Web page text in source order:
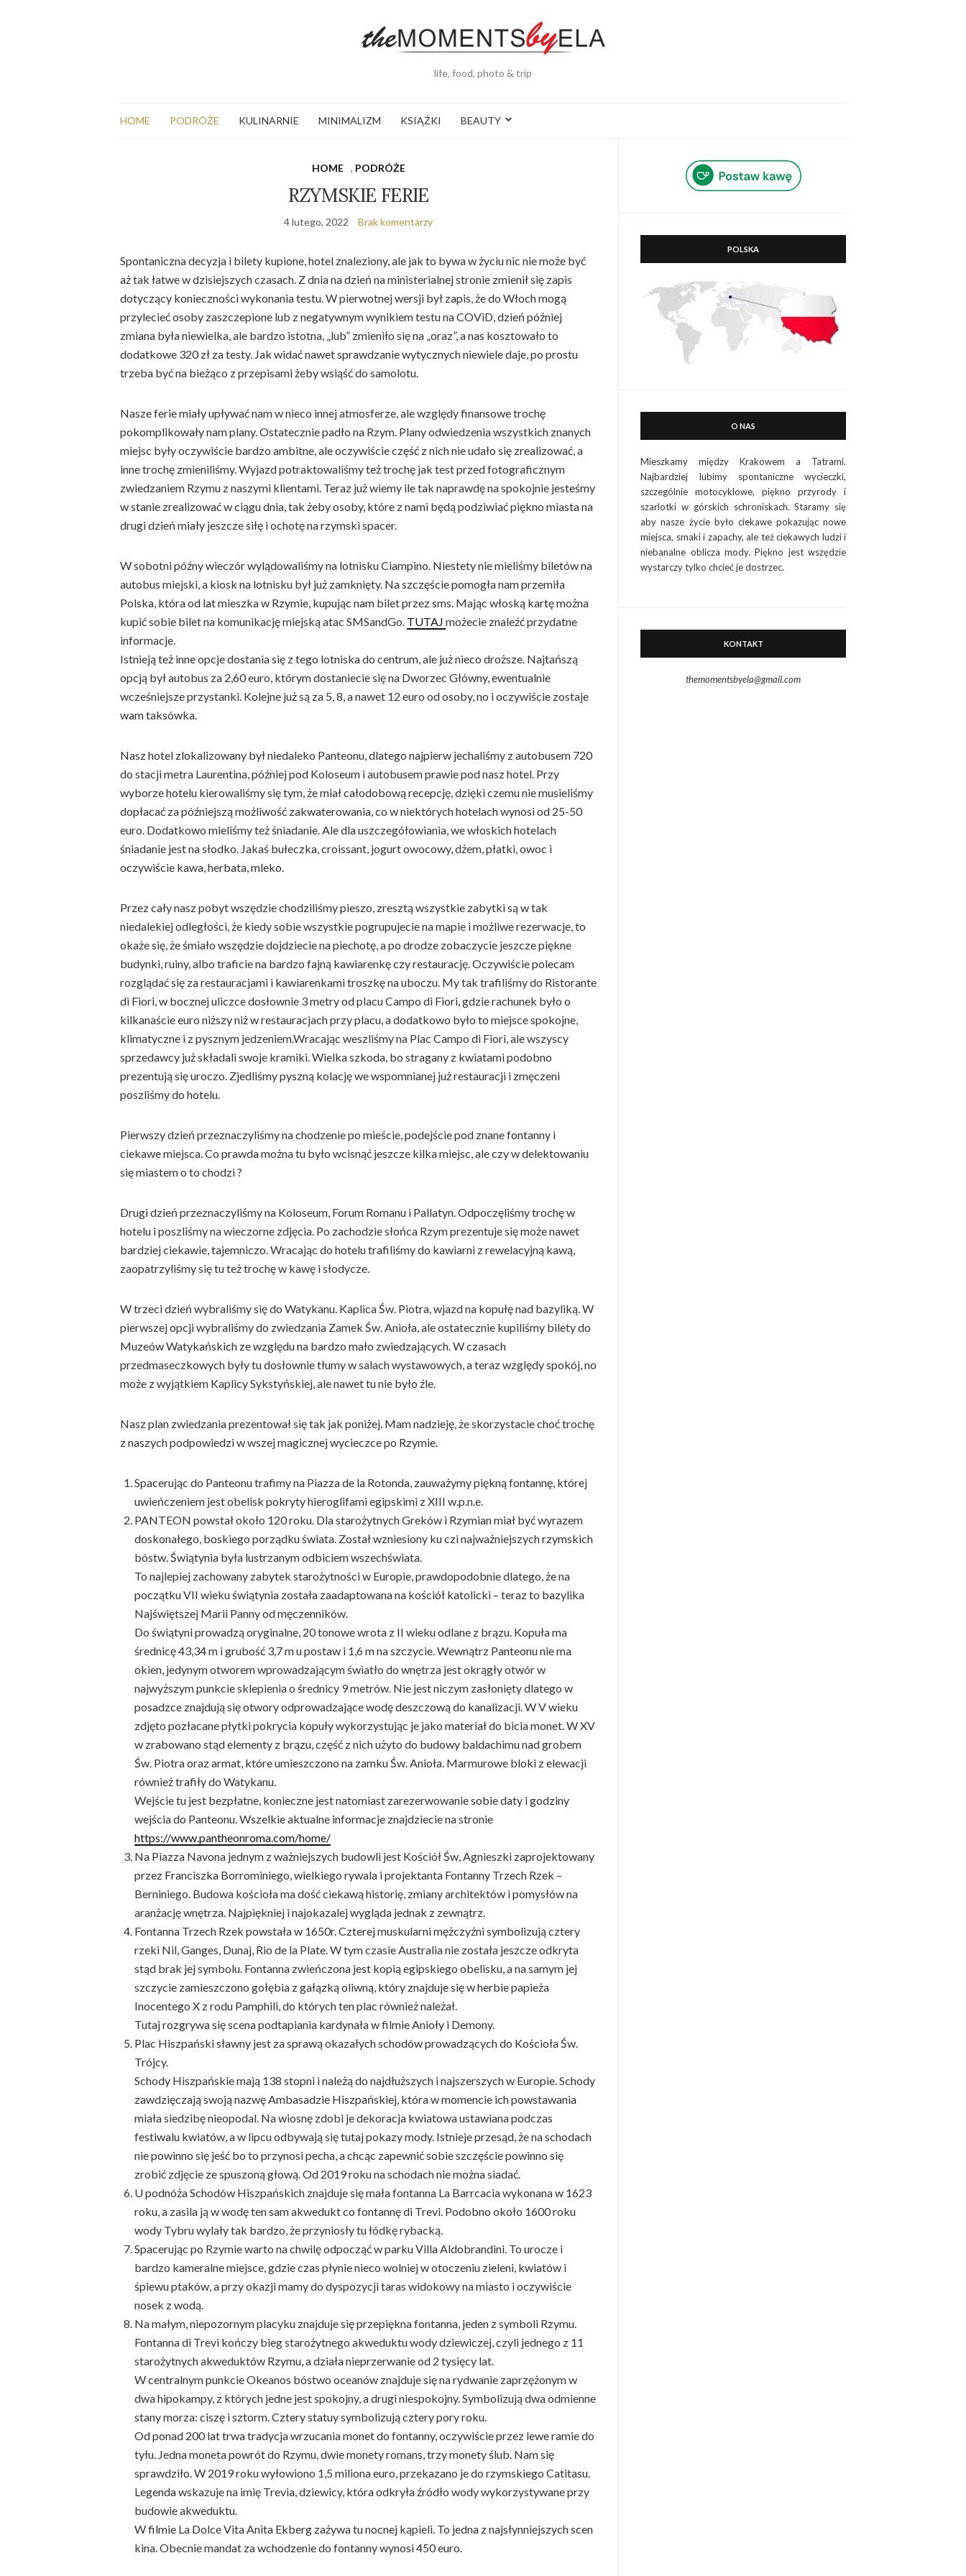
life, food, photo & trip
HOME PODRÓŻE KULINARNIE MINIMALIZM KSIĄŻKI BEAUTY
HOME , PODRÓŻE
RZYMSKIE FERIE
4 lutego, 2022 Brak komentarzy
Spontaniczna decyzja i bilety kupione, hotel znaleziony, ale jak to bywa w życiu nic nie może być
aż tak łatwe w dzisiejszych czasach. Z dnia na dzień na ministerialnej stronie zmienił się zapis
dotyczący konieczności wykonania testu. W pierwotnej wersji był zapis, że do Włoch mogą
przylecieć osoby zaszczepione lub z negatywnym wynikiem testu na COViD, dzień później
zmiana była niewielka, ale bardzo istotna, „lub” zmieniło się na „oraz”, a nas kosztowało to
dodatkowe 320 zł za testy. Jak widać nawet sprawdzanie wytycznych niewiele daje, po prostu
trzeba być na bieżąco z przepisami żeby wsiąść do samolotu.
Nasze ferie miały upływać nam w nieco innej atmosferze, ale względy finansowe trochę
pokomplikowały nam plany. Ostatecznie padło na Rzym. Plany odwiedzenia wszystkich znanych
miejsc były oczywiście bardzo ambitne, ale oczywiście część z nich nie udało się zrealizować, a
inne trochę zmieniliśmy. Wyjazd potraktowaliśmy też trochę jak test przed fotograficznym
zwiedzaniem Rzymu z naszymi klientami. Teraz już wiemy ile tak naprawdę na spokojnie jesteśmy
w stanie zrealizować w ciągu dnia, tak żeby osoby, które z nami będą podziwiać piękno miasta na
drugi dzień miały jeszcze siłę i ochotę na rzymski spacer.
W sobotni późny wieczór wylądowaliśmy na lotnisku Ciampino. Niestety nie mieliśmy biletów na
autobus miejski, a kiosk na lotnisku był już zamknięty. Na szczęście pomogła nam przemiła
Polska, która od lat mieszka w Rzymie, kupując nam bilet przez sms. Mając włoską kartę można
kupić sobie bilet na komunikację miejską atac SMSandGo. TUTAJ możecie znaleźć przydatne
informacje.
Istnieją też inne opcje dostania się z tego lotniska do centrum, ale już nieco droższe. Najtańszą
opcją był autobus za 2,60 euro, którym dostaniecie się na Dworzec Główny, ewentualnie
wcześniejsze przystanki. Kolejne już są za 5, 8, a nawet 12 euro od osoby, no i oczywiście zostaje
wam taksówka.
Nasz hotel zlokalizowany był niedaleko Panteonu, dlatego najpierw jechaliśmy z autobusem 720
do stacji metra Laurentina, później pod Koloseum i autobusem prawie pod nasz hotel. Przy
wyborze hotelu kierowaliśmy się tym, że miał całodobową recepcję, dzięki czemu nie musieliśmy
dopłacać za późniejszą możliwość zakwaterowania, co w niektórych hotelach wynosi od 25-50
euro. Dodatkowo mieliśmy też śniadanie. Ale dla uszczegółowiania, we włoskich hotelach
śniadanie jest na słodko. Jakaś bułeczka, croissant, jogurt owocowy, dżem, płatki, owoc i
oczywiście kawa, herbata, mleko.
Przez cały nasz pobyt wszędzie chodziliśmy pieszo, zresztą wszystkie zabytki są w tak
niedalekiej odległości, że kiedy sobie wszystkie pogrupujecie na mapie i możliwe rezerwacje, to
okaże się, że śmiało wszędzie dojdziecie na piechotę, a po drodze zobaczycie jeszcze piękne
budynki, ruiny, albo traficie na bardzo fajną kawiarenkę czy restaurację. Oczywiście polecam
rozglądać się za restauracjami i kawiarenkami troszkę na uboczu. My tak trafiliśmy do Ristorante
di Fiori, w bocznej uliczce dosłownie 3 metry od placu Campo di Fiori, gdzie rachunek było o
kilkanaście euro niższy niż w restauracjach przy placu, a dodatkowo było to miejsce spokojne,
klimatyczne i z pysznym jedzeniem.Wracając weszliśmy na Plac Campo di Fiori, ale wszyscy
sprzedawcy już składali swoje kramiki. Wielka szkoda, bo stragany z kwiatami podobno
prezentują się uroczo. Zjedliśmy pyszną kolację we wspomnianej już restauracji i zmęczeni
poszliśmy do hotelu.
Pierwszy dzień przeznaczyliśmy na chodzenie po mieście, podejście pod znane fontanny i
ciekawe miejsca. Co prawda można tu było wcisnąć jeszcze kilka miejsc, ale czy w delektowaniu
się miastem o to chodzi ?
Drugi dzień przeznaczyliśmy na Koloseum, Forum Romanu i Pallatyn. Odpoczęliśmy trochę w
hotelu i poszliśmy na wieczorne zdjęcia. Po zachodzie słońca Rzym prezentuje się może nawet
bardziej ciekawie, tajemniczo. Wracając do hotelu trafiliśmy do kawiarni z rewelacyjną kawą,
zaopatrzyliśmy się tu też trochę w kawę i słodycze.
W trzeci dzień wybraliśmy się do Watykanu. Kaplica Św. Piotra, wjazd na kopułę nad bazyliką. W
pierwszej opcji wybraliśmy do zwiedzania Zamek Św. Anioła, ale ostatecznie kupiliśmy bilety do
Muzeów Watykańskich ze względu na bardzo mało zwiedzających. W czasach
przedmaseczkowych były tu dosłownie tłumy w salach wystawowych, a teraz względy spokój, no
może z wyjątkiem Kaplicy Sykstyńskiej, ale nawet tu nie było źle.
Nasz plan zwiedzania prezentował się tak jak poniżej. Mam nadzieję, że skorzystacie choć trochę
z naszych podpowiedzi w wszej magicznej wycieczce po Rzymie.
Spacerując do Panteonu trafimy na Piazza de la Rotonda, zauważymy piękną fontannę, której
uwieńczeniem jest obelisk pokryty hieroglifami egipskimi z XIII w.p.n.e.
PANTEON powstał około 120 roku. Dla starożytnych Greków i Rzymian miał być wyrazem
doskonałego, boskiego porządku świata. Został wzniesiony ku czi najważniejszych rzymskich
bóstw. Świątynia była lustrzanym odbiciem wszechświata.
To najlepiej zachowany zabytek starożytności w Europie, prawdopodobnie dlatego, że na
początku VII wieku świątynia została zaadaptowana na kościół katolicki – teraz to bazylika
Najświętszej Marii Panny od męczenników.
Do świątyni prowadzą oryginalne, 20 tonowe wrota z II wieku odlane z brązu. Kopuła ma
średnicę 43,34 m i grubość 3,7 m u postaw i 1,6 m na szczycie. Wewnątrz Panteonu nie ma
okien, jedynym otworem wprowadzającym światło do wnętrza jest okrągły otwór w
najwyższym punkcie sklepienia o średnicy 9 metrów. Nie jest niczym zasłonięty dlatego w
posadzce znajdują się otwory odprowadzające wodę deszczową do kanalizacji. W V wieku
zdjęto pozłacane płytki pokrycia kopuły wykorzystując je jako materiał do bicia monet. W XV
w zrabowano stąd elementy z brązu, część z nich użyto do budowy baldachimu nad grobem
Św. Piotra oraz armat, które umieszczono na zamku Św. Anioła. Marmurowe bloki z elewacji
również trafiły do Watykanu.
Wejście tu jest bezpłatne, konieczne jest natomiast zarezerwowanie sobie daty i godziny
wejścia do Panteonu. Wszelkie aktualne informacje znajdziecie na stronie
https://www.pantheonroma.com/home/
Na Piazza Navona jednym z ważniejszych budowli jest Kościół Św, Agnieszki zaprojektowany
przez Franciszka Borrominiego, wielkiego rywala i projektanta Fontanny Trzech Rzek –
Berniniego. Budowa kościoła ma dość ciekawą historię, zmiany architektów i pomysłów na
aranżację wnętrza. Najpiękniej i najokazalej wygląda jednak z zewnątrz.
Fontanna Trzech Rzek powstała w 1650r. Czterej muskularni mężczyźni symbolizują cztery
rzeki Nil, Ganges, Dunaj, Rio de la Plate. W tym czasie Australia nie została jeszcze odkryta
stąd brak jej symbolu. Fontanna zwieńczona jest kopią egipskiego obelisku, a na samym jej
szczycie zamieszczono gołębia z gałązką oliwną, który znajduje się w herbie papieża
Inocentego X z rodu Pamphili, do których ten plac również należał.
Tutaj rozgrywa się scena podtapiania kardynała w filmie Anioły i Demony.
Plac Hiszpański sławny jest za sprawą okazałych schodów prowadzących do Kościoła Św.
Trójcy.
Schody Hiszpańskie mają 138 stopni i należą do najdłuższych i najszerszych w Europie. Schody
zawdzięczają swoją nazwę Ambasadzie Hiszpańskiej, która w momencie ich powstawania
miała siedzibę nieopodal. Na wiosnę zdobi je dekoracja kwiatowa ustawiana podczas
festiwalu kwiatów, a w lipcu odbywają się tutaj pokazy mody. Istnieje przesąd, że na schodach
nie powinno się jeść bo to przynosi pecha, a chcąc zapewnić sobie szczęście powinno się
zrobić zdjęcie ze spuszoną głową. Od 2019 roku na schodach nie można siadać.
U podnóża Schodów Hiszpańskich znajduje się mała fontanna La Barrcacia wykonana w 1623
roku, a zasila ją w wodę ten sam akwedukt co fontannę di Trevi. Podobno około 1600 roku
wody Tybru wylały tak bardzo, że przyniosły tu łódkę rybacką.
Spacerując po Rzymie warto na chwilę odpocząć w parku Villa Aldobrandini. To urocze i
bardzo kameralne miejsce, gdzie czas płynie nieco wolniej w otoczeniu zieleni, kwiatów i
śpiewu ptaków, a przy okazji mamy do dyspozycji taras widokowy na miasto i oczywiście
nosek z wodą.
Na małym, niepozornym placyku znajduje się przepiękna fontanna, jeden z symboli Rzymu.
Fontanna di Trevi kończy bieg starożytnego akweduktu wody dziewiczej, czyli jednego z 11
starożytnych akweduktów Rzymu, a działa nieprzerwanie od 2 tysięcy lat.
W centralnym punkcie Okeanos bóstwo oceanów znajduje się na rydwanie zaprzężonym w
dwa hipokampy, z których jedne jest spokojny, a drugi niespokojny. Symbolizują dwa odmienne
stany morza: ciszę i sztorm. Cztery statuy symbolizują cztery pory roku.
Od ponad 200 lat trwa tradycja wrzucania monet do fontanny, oczywiście przez lewe ramie do
tyłu. Jedna moneta powrót do Rzymu, dwie monety romans, trzy monety ślub. Nam się
sprawdziło. W 2019 roku wyłowiono 1,5 miliona euro, przekazano je do rzymskiego Catitasu.
Legenda wskazuje na imię Trevia, dziewicy, która odkryła źródło wody wykorzystywane przy
budowie akweduktu.
W filmie La Dolce Vita Anita Ekberg zażywa tu nocnej kąpieli. To jedna z najsłynniejszych scen
kina. Obecnie mandat za wchodzenie do fontanny wynosi 450 euro.
POLSKA
O NAS
Mieszkamy między Krakowem a Tatrami.
Najbardziej lubimy spontaniczne wycieczki,
szczególnie motocyklowe, piękno przyrody i
szarlotki w górskich schroniskach. Staramy się
aby nasze życie było ciekawe pokazując nowe
miejsca, smaki i zapachy, ale też ciekawych ludzi i
niebanalne oblicza mody. Piękno jest wszędzie
wystarczy tylko chcieć je dostrzec.
KONTAKT
themomentsbyela@gmail.com